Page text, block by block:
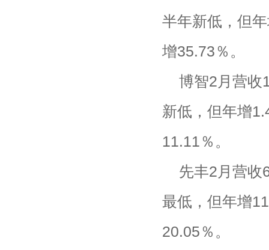
半年新低，但
增35.73％。
博智2月营收
新低，但年增
11.11％。
先丰2月营收
最低，但年增
20.05％。